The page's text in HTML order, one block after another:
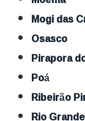
Mogi das
Osasco
Pirapora
Poá
Ribeirão
Rio